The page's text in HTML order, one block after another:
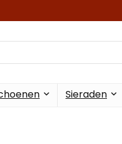
Sieraden